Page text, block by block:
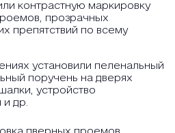
контрастную маркировку
прозрачных
препятствий по всему
установили пеленальный
поручень на дверях
устройство
др.